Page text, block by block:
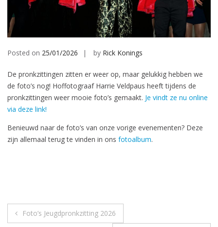
Posted on 25/01/2026 by Rick Konings
De pronkzittingen zitten er weer op, maar gelukkig hebben we
de foto’s nog! Hoffotograaf Harrie Veldpaus heeft tijdens de
pronkzittingen weer mooie foto’s gemaakt. Je vindt ze nu online
via deze link!
Benieuwd naar de foto’s van onze vorige evenementen? Deze
zijn allemaal terug te vinden in ons fotoalbum.
Post
Foto’s Jeugdpronkzitting 2026